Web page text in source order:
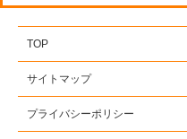
TOP
サイトマップ
プライバシーポリシー